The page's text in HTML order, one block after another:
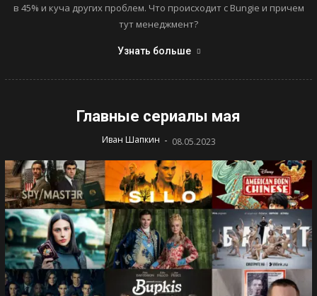
в 45% и куча других проблем. Что происходит с Bungie и причем
тут менеджмент?
Узнать больше
Главные сериалы мая
Иван Шапкин - 08.05.2023